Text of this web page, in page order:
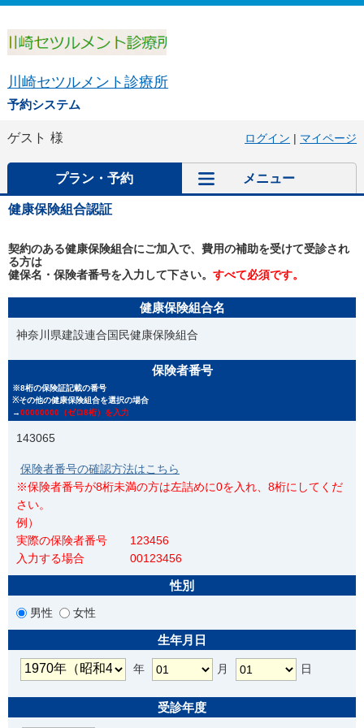
川崎セツルメント診療所
予約システム
ゲスト 様 ログイン | マイページ
プラン・予約 メニュー
健康保険組合認証
契約のある健康保険組合にご加入で、費用の補助を受けて受診され
る方は
健保名・保険者番号を入力して下さい。 すべて必須です。
健康保険組合名
神奈川県建設連合国民健康保険組合
保険者番号
※8桁の保険証記載の番号
※その他の健康保険組合を選択の場合
→00000000（ゼロ8桁）を入力
143065
保険者番号の確認方法はこちら
※保険者番号が8桁未満の方は左詰めに0を入れ、8桁にしてくだ
さい。
例）
実際の保険者番号 123456
入力する場合 00123456
性別
男性 女性
生年月日
年 月 日
受診年度